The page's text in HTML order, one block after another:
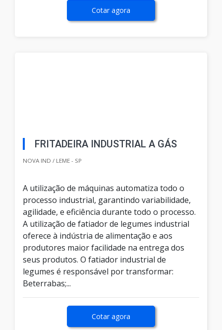
Cotar agora
FRITADEIRA INDUSTRIAL A GÁS
NOVA IND / LEME - SP
A utilização de máquinas automatiza todo o
processo industrial, garantindo variabilidade,
agilidade, e eficiência durante todo o processo.
A utilização de fatiador de legumes industrial
oferece à indústria de alimentação e aos
produtores maior facilidade na entrega dos
seus produtos. O fatiador industrial de
legumes é responsável por transformar:
Beterrabas;...
Cotar agora